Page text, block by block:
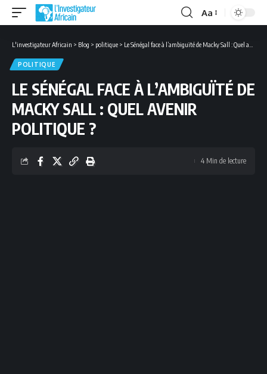
Font
Aa
L'investigateur Africain > Blog > politique > Le Sénégal face à l’ambiguïté de Macky Sall : Quel avenir politique ?
POLITIQUE
LE SÉNÉGAL FACE À L’AMBIGUÏTÉ DE
MACKY SALL : QUEL AVENIR
POLITIQUE ?
4 Min de lecture